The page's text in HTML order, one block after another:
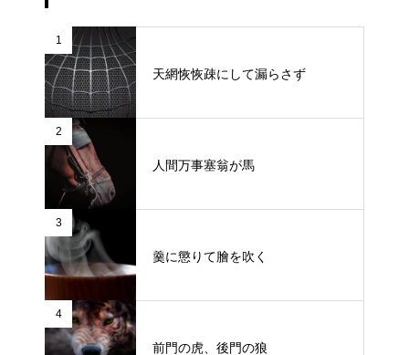
1
天網恢恢疎にして漏らさず
2
人間万事塞翁が馬
3
羹に懲りて膾を吹く
4
前門の虎、後門の狼